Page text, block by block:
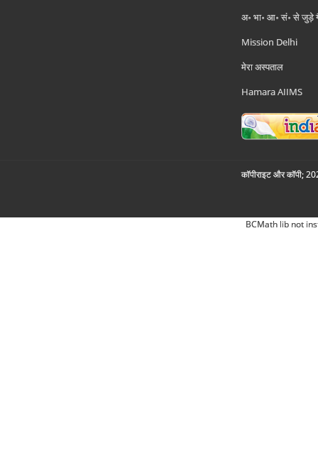
अ॰ भा॰ आ॰ सं॰ से जुड़े
Mission Delhi
मेरा अस्पताल
Hamara AIIMS
कॉपीराइट और कॉपी;
BCMath lib not